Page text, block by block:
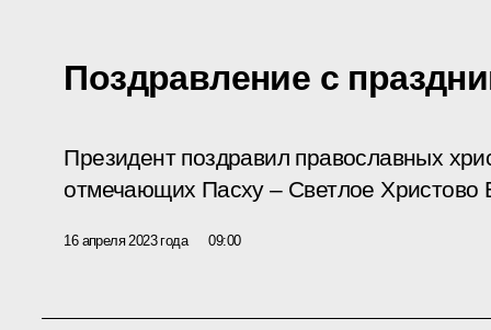
Поздравление с
Президент поздравил православных
отмечающих Пасху – Светлое Христово
16 апреля 2023 года 09:00